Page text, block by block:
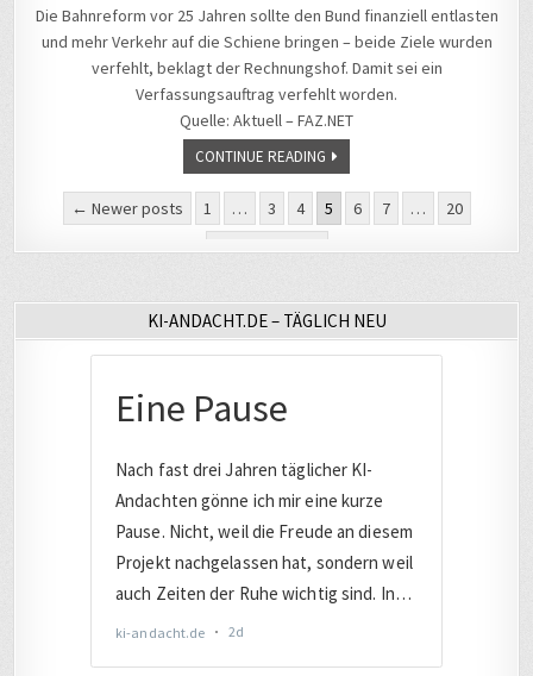
Die Bahnreform vor 25 Jahren sollte den Bund finanziell entlasten
und mehr Verkehr auf die Schiene bringen – beide Ziele wurden
verfehlt, beklagt der Rechnungshof. Damit sei ein
Verfassungsauftrag verfehlt worden.
Quelle: Aktuell – FAZ.NET
CONTINUE READING
Seitennummerierung
der
← Newer posts 1 … 3 4 5 6 7 …
20
Older posts →
KI-ANDACHT.DE – TÄGLICH NEU